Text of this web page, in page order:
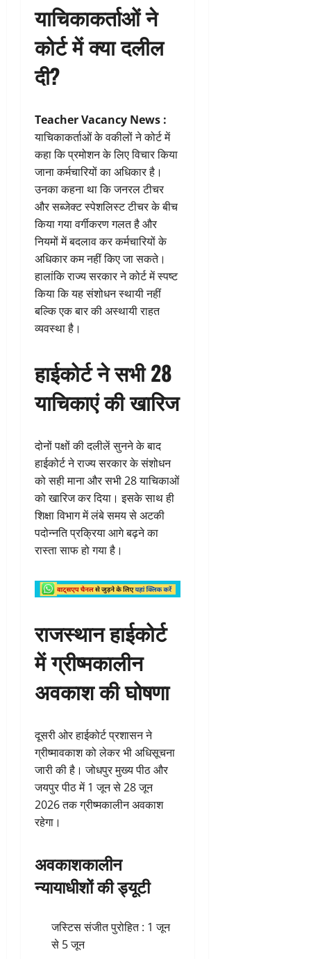
याचिकाकर्ताओं ने
कोर्ट में क्या दलील
दी?
Teacher Vacancy News :
याचिकाकर्ताओं के वकीलों ने कोर्ट में
कहा कि प्रमोशन के लिए विचार किया
जाना कर्मचारियों का अधिकार है।
उनका कहना था कि जनरल टीचर
और सब्जेक्ट स्पेशलिस्ट टीचर के बीच
किया गया वर्गीकरण गलत है और
नियमों में बदलाव कर कर्मचारियों के
अधिकार कम नहीं किए जा सकते।
हालांकि राज्य सरकार ने कोर्ट में स्पष्ट
किया कि यह संशोधन स्थायी नहीं
बल्कि एक बार की अस्थायी राहत
व्यवस्था है।
हाईकोर्ट ने सभी 28
याचिकाएं की खारिज
दोनों पक्षों की दलीलें सुनने के बाद
हाईकोर्ट ने राज्य सरकार के संशोधन
को सही माना और सभी 28 याचिकाओं
को खारिज कर दिया। इसके साथ ही
शिक्षा विभाग में लंबे समय से अटकी
पदोन्नति प्रक्रिया आगे बढ़ने का
रास्ता साफ हो गया है।
राजस्थान हाईकोर्ट
में ग्रीष्मकालीन
अवकाश की घोषणा
दूसरी ओर हाईकोर्ट प्रशासन ने
ग्रीष्मावकाश को लेकर भी अधिसूचना
जारी की है। जोधपुर मुख्य पीठ और
जयपुर पीठ में 1 जून से 28 जून
2026 तक ग्रीष्मकालीन अवकाश
रहेगा।
अवकाशकालीन
न्यायाधीशों की ड्यूटी
जस्टिस संजीत पुरोहित : 1 जून
से 5 जून